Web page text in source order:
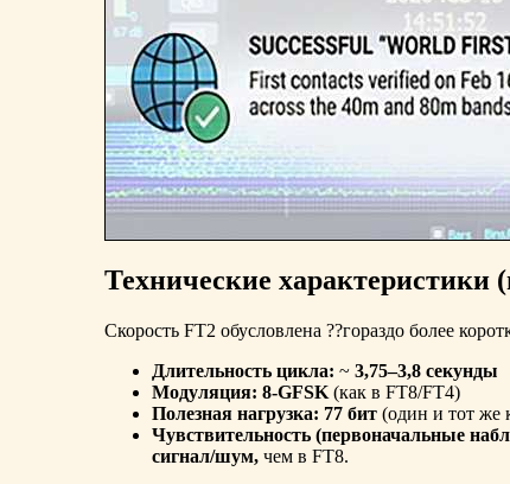
Технические характеристики
Скорость FT2 обусловлена ??гораздо более
Длительность цикла: ~ 3,75–3,8 секунды
Модуляция: 8-GFSK (как в FT8/FT4)
Полезная нагрузка: 77 бит (один и тот же
Чувствительность (первоначальные
сигнал/шум, чем в FT8.